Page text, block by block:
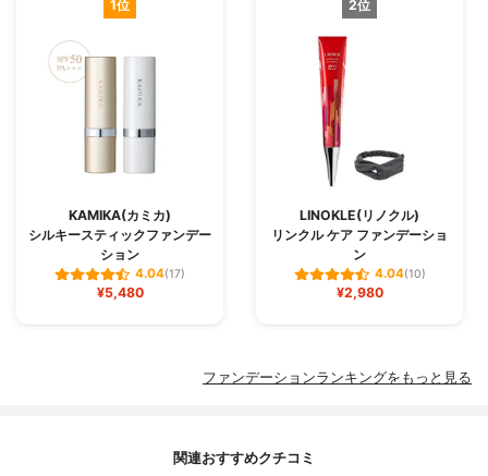
1位
KAMIKA(カミカ)
シルキースティックファンデー
ション
4.04(17)
¥5,480
2位
LINOKLE(リノクル)
リンクル ケア ファンデーショ
ン
4.04(10)
¥2,980
ファンデーションランキングをもっと見る
関連おすすめクチコミ